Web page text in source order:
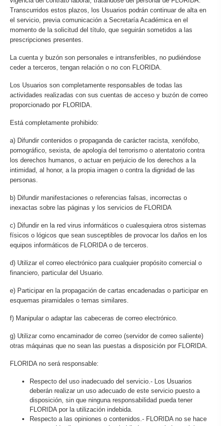
Transcurridos estos plazos, los Usuarios podrán continuar de alta en
el servicio, previa comunicación a Secretaría Académica en el
momento de la solicitud del título, que seguirán sometidos a las
prescripciones presentes.
La cuenta y buzón son personales e intransferibles, no pudiéndose
ceder a terceros, tengan relación o no con FLORIDA.
Los Usuarios son completamente responsables de todas las
actividades realizadas con sus cuentas de acceso y buzón de correo
proporcionado por FLORIDA.
Está completamente prohibido:
a) Difundir contenidos o propaganda de carácter racista, xenófobo,
pornográfico, sexista, de apología del terrorismo o atentatorio contra
los derechos humanos, o actuar en perjuicio de los derechos a la
intimidad, al honor, a la propia imagen o contra la dignidad de las
personas.
b) Difundir manifestaciones o referencias falsas, incorrectas o
inexactas sobre las páginas y los servicios de FLORIDA
c) Difundir en la red virus informáticos o cualesquiera otros sistemas
físicos o lógicos que sean susceptibles de provocar los daños en los
equipos informáticos de FLORIDA o de terceros.
d) Utilizar el correo electrónico para cualquier propósito comercial o
financiero, particular del Usuario.
e) Participar en la propagación de cartas encadenadas o participar en
esquemas piramidales o temas similares.
f) Manipular o adaptar las cabeceras de correo electrónico.
g) Utilizar como encaminador de correo (servidor de correo saliente)
otras máquinas que no sean las puestas a disposición por FLORIDA.
FLORIDA no será responsable:
Respecto del uso inadecuado del servicio.- Los Usuarios
deberán realizar un uso adecuado de este servicio puesto a
disposición, sin que ninguna responsabilidad pueda tener
FLORIDA por la utilización indebida.
Respecto a las opiniones o contenidos.- FLORIDA no se hace